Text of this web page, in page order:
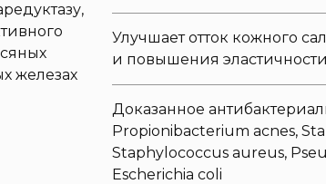
Доказанное
Propionibacterium acnes,
Staphylococcus aureus,
Escherichia coli
Улучшает отток кожного
и повышения
железах